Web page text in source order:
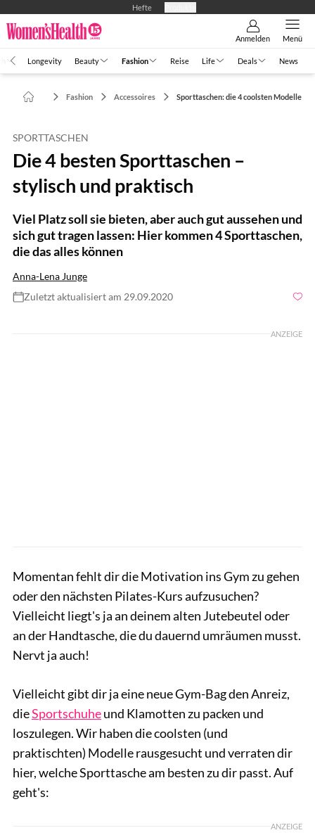
Hefte
Anmelden Menü
Longevity Beauty Fashion Reise Life Deals News
Fashion Accessoires Sporttaschen: die 4 coolsten Modelle
SPORTTASCHEN
Die 4 besten Sporttaschen –
stylisch und praktisch
Viel Platz soll sie bieten, aber auch gut aussehen und
sich gut tragen lassen: Hier kommen 4 Sporttaschen,
die das alles können
Anna-Lena Junge
Zuletzt aktualisiert am 29.09.2020
ANZEIGE
Momentan fehlt dir die Motivation ins Gym zu gehen
oder den nächsten Pilates-Kurs aufzusuchen?
Vielleicht liegt's ja an deinem alten Jutebeutel oder
an der Handtasche, die du dauernd umräumen musst.
Nervt ja auch!
Vielleicht gibt dir ja eine neue Gym-Bag den Anreiz,
dieSportschuheund Klamotten zu packen und
loszulegen. Wir haben die coolsten (und
praktischten) Modelle rausgesucht und verraten dir
hier, welche Sporttasche am besten zu dir passt. Auf
geht's:
ANZEIGE